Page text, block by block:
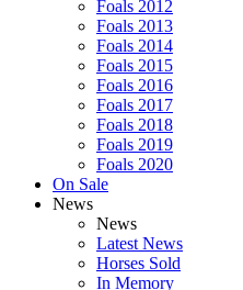
Foals 2012
Foals 2013
Foals 2014
Foals 2015
Foals 2016
Foals 2017
Foals 2018
Foals 2019
Foals 2020
On Sale
News
News
Latest News
Horses Sold
In Memory